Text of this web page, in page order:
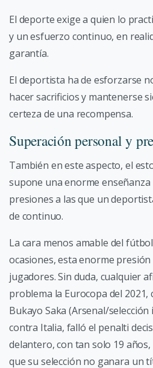
El deporte exige a quien lo
y un esfuerzo continuo, en
garantía.
El deportista ha de esforzarse
hacer sacrificios y mantenerse
certeza de una recompensa.
Superación personal y
También en este aspecto, el
supone una enorme
presiones a las que un
de continuo.
La cara menos amable del
ocasiones, esta enorme
jugadores. Sin duda, cualquier
problema la Eurocopa del
Bukayo Saka (Arsenal/
contra Italia, falló el penalti
delantero, con tan solo 19 años,
que su selección no ganara un